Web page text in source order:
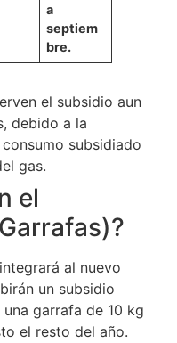
a
septiem
bre.
el subsidio aun
debido a la
subsidiado
gas.
el
al nuevo
un subsidio
garrafa de 10 kg
el resto del año.